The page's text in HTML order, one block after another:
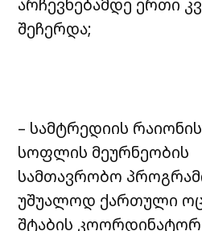
არჩევნებამდე ერთი
შეჩერდა;
– სამტრედიის
სოფლის მეურნეობის
სამთავრობო
უშუალოდ ქართული
შტაბის